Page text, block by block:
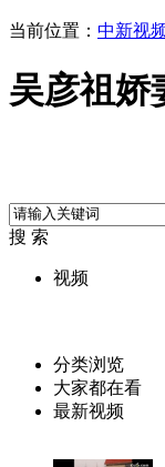
当前位置： 中新视
吴彦祖娇
搜 索
视频
分类浏览
大家都在看
最新视频